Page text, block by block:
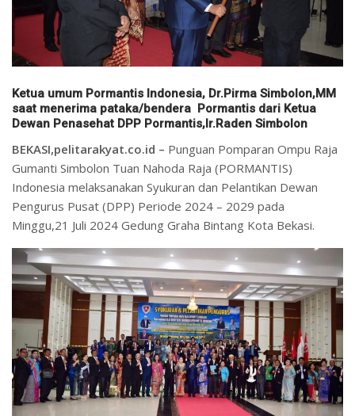
Ketua umum Pormantis Indonesia, Dr.Pirma Simbolon,MM
saat menerima pataka/bendera Pormantis dari Ketua
Dewan Penasehat DPP Pormantis,Ir.Raden Simbolon
BEKASI,pelitarakyat.co.id – Punguan Pomparan Ompu Raja
Gumanti Simbolon Tuan Nahoda Raja (PORMANTIS)
Indonesia melaksanakan Syukuran dan Pelantikan Dewan
Pengurus Pusat (DPP) Periode 2024 – 2029 pada
Minggu,21 Juli 2024 Gedung Graha Bintang Kota Bekasi.